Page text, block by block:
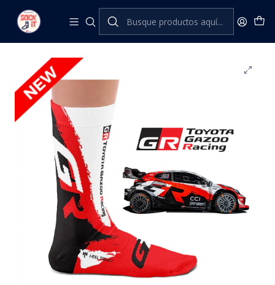
Inicio Heel Tread Rally
TOYOTA GAZOO WRC 2026 SOCKS